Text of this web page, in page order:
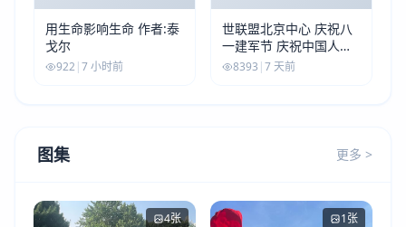
用生命影响生命 作者:泰
戈尔
922 |7 小时前
世联盟北京中心 庆祝八
一建军节 庆祝中国人民
解放军建军99周年
8393 |7 天前
图集 更多 >
4张 1张